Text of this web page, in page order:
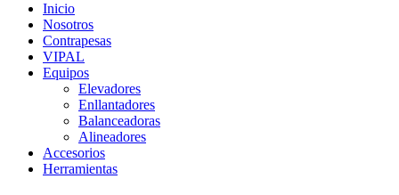
Inicio
Nosotros
Contrapesas
VIPAL
Equipos
Elevadores
Enllantadores
Balanceadoras
Alineadores
Accesorios
Herramientas